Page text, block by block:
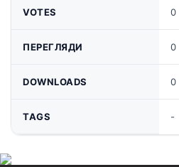
VOTES 0
ПЕРЕГЛЯДИ 0
DOWNLOADS 0
TAGS -